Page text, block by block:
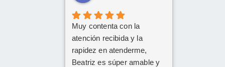
Muy contenta con la
atención recibida y la
rapidez en atenderme,
Beatriz es súper amable y